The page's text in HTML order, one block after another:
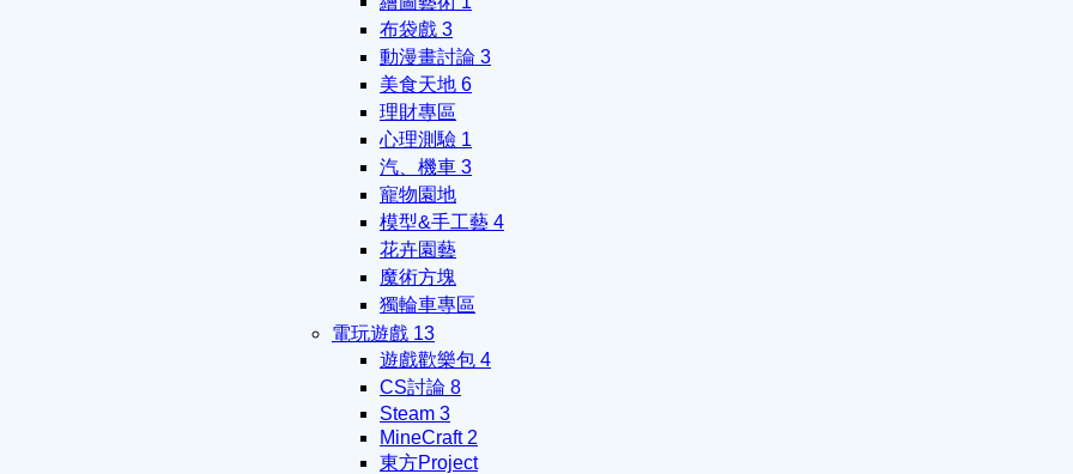
布袋戲 3
動漫畫討論 3
美食天地 6
理財專區
心理測驗 1
汽、機車 3
寵物園地
模型&手工藝 4
花卉園藝
魔術方塊
獨輪車專區
電玩遊戲 13
遊戲歡樂包 4
CS討論 8
Steam 3
MineCraft 2
東方Project